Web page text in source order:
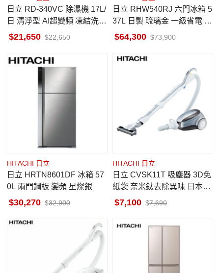
日立 RD-340VC 除濕機 17L/
日 清淨型 AI超變頻 凍結洗淨
科技 極光鈦
21,650 22,650
日立 RHW540RJ 六門冰箱 5
37L 日製 琉璃金 一級省電 自
動製冰 真空睡眠冰溫室
64,300 73,900
HITACHI 日立
日立 HRTN8601DF 冰箱 57
0L 兩門鋼板 變頻 星燦銀
30,270 32,900
HITACHI 日立
日立 CVSK11T 吸塵器 3D免
紙袋 奈米鈦去除異味 日本原
裝進口
7,100 7,690